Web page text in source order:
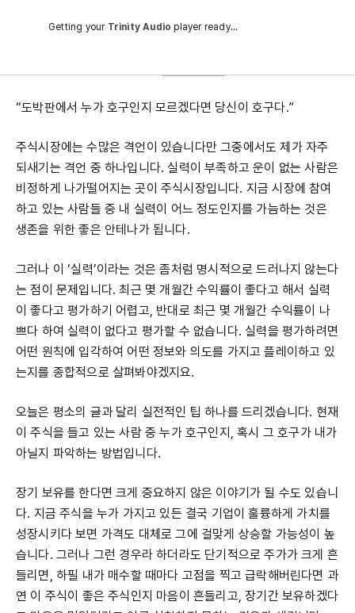
Getting your Trinity Audio player ready...
“도박판에서 누가 호구인지 모르겠다면 당신이 호구다.”
주식시장에는 수많은 격언이 있습니다만 그중에서도 제가 자주
되새기는 격언 중 하나입니다. 실력이 부족하고 운이 없는 사람은
비정하게 나가떨어지는 곳이 주식시장입니다. 지금 시장에 참여
하고 있는 사람들 중 내 실력이 어느 정도인지를 가늠하는 것은
생존을 위한 좋은 안테나가 됩니다.
그러나 이 ‘실력’이라는 것은 좀처럼 명시적으로 드러나지 않는다
는 점이 문제입니다. 최근 몇 개월간 수익률이 좋다고 해서 실력
이 좋다고 평가하기 어렵고, 반대로 최근 몇 개월간 수익률이 나
쁘다 하여 실력이 없다고 평가할 수 없습니다. 실력을 평가하려면
어떤 원칙에 입각하여 어떤 정보와 의도를 가지고 플레이하고 있
는지를 종합적으로 살펴봐야겠지요.
오늘은 평소의 글과 달리 실전적인 팁 하나를 드리겠습니다. 현재
이 주식을 들고 있는 사람 중 누가 호구인지, 혹시 그 호구가 내가
아닐지 파악하는 방법입니다.
장기 보유를 한다면 크게 중요하지 않은 이야기가 될 수도 있습니
다. 지금 주식을 누가 가지고 있든 결국 기업이 훌륭하게 가치를
성장시키다 보면 가격도 대체로 그에 걸맞게 상승할 가능성이 높
습니다. 그러나 그런 경우라 하더라도 단기적으로 주가가 크게 흔
들리면, 하필 내가 매수할 때마다 고점을 찍고 급락해버린다면 과
연 이 주식이 좋은 주식인지 마음이 흔들리고, 장기간 보유하겠다